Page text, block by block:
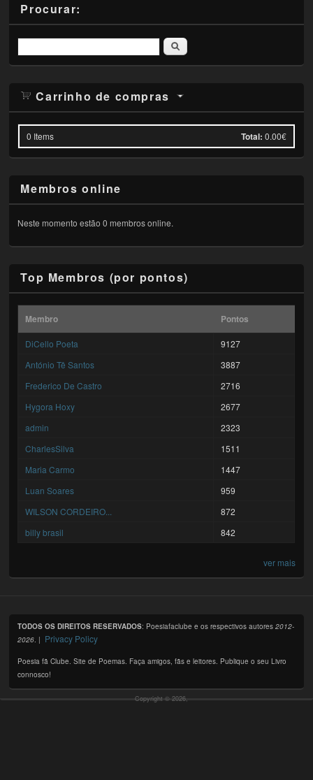
Procurar:
Pesquisar
Carrinho de compras
0 Items Total: 0.00€
Membros online
Neste momento estão 0 membros online.
Top Membros (por pontos)
Membro Pontos
DiCello Poeta
9127
António Tê Santos
3887
Frederico De Castro
2716
Hygora Hoxy
2677
admin
2323
CharlesSilva
1511
Maria Carmo
1447
Luan Soares
959
WILSON CORDEIRO...
872
billy brasil
842
ver mais
TODOS OS DIREITOS RESERVADOS: Poesiafaclube e os respectivos autores2012-
2026. | Privacy Policy
Poesia fã Clube. Site de Poemas. Faça amigos, fãs e leitores. Publique o seu Livro
connosco!
Copyright © 2026,